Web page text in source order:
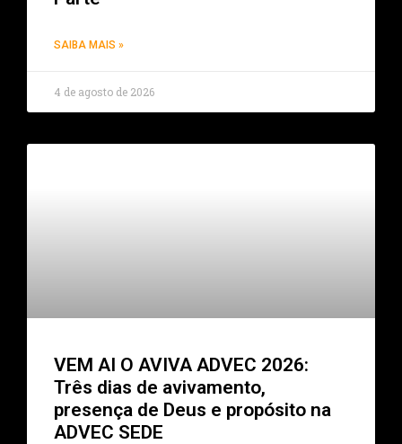
SAIBA MAIS »
4 de agosto de 2026
VEM AI O AVIVA ADVEC 2026:
Três dias de avivamento,
presença de Deus e propósito na
ADVEC SEDE